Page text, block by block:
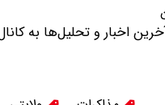
اخبار و تحلیل‌ها به